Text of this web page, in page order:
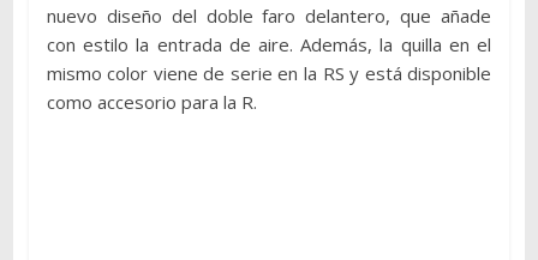
nuevo diseño del doble faro delantero, que añade
con estilo la entrada de aire. Además, la quilla en el
mismo color viene de serie en la RS y está disponible
como accesorio para la R.